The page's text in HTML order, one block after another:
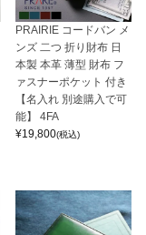
PRAIRIE コードバン メ
ンズ 二つ 折り財布 日
本製 本革 薄型 財布 フ
ァスナーポケット 付き
【名入れ 別途購入で可
能】 4FA
¥19,800(税込)